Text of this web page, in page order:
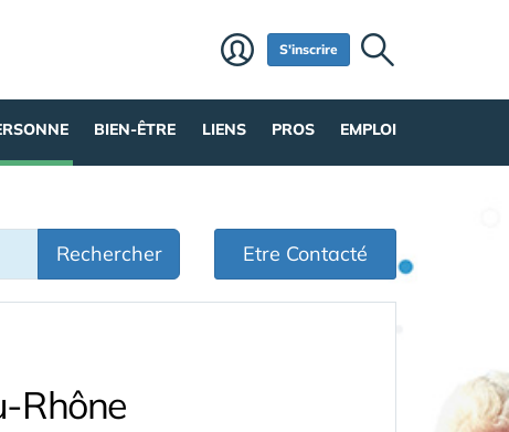
S'inscrire
BIEN-ÊTRE LIENS PROS EMPLOI
Rechercher Etre Contacté
Rhône